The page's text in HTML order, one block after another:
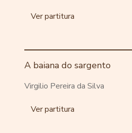
Ver partitura
A baiana do sargento
Virgilio Pereira da Silva
Ver partitura